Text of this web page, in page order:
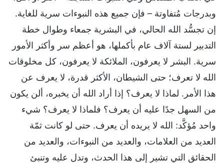
وبدرجات مُتفاوتة – فإن جميع هذه النبوءات سرية للغاية.
إن تجسُّد الله الحالي، في البشرية جمعاء وطوال خطة
التدبير لستة آلاف عام بأكملها، هو أعظم سر وأكثر الأمور
سرية. البشر لا يعرفون، الملائكة لا يعرفون، كل مخلوقات
الله لا تعرف؛ حتى الشيطان، الأكثر قدرة، لا يعرف عن
هذا الأمر. لماذا لا يعرف؟ إذا أراد الله أن يخبره، ألن يكون
من السهل جدًا عليه أن يعرف؟ فلماذا لا يعرف؟ شيء
واحد مُؤكَّد: الله لا يريده أن يعرف. حتى لو كانت ثمّة
العديد من العلامات، والعديد من النبوءات، والعديد من
الحقائق التي تشير إلى هذا الحدث، وتدل عليه وتنبئ